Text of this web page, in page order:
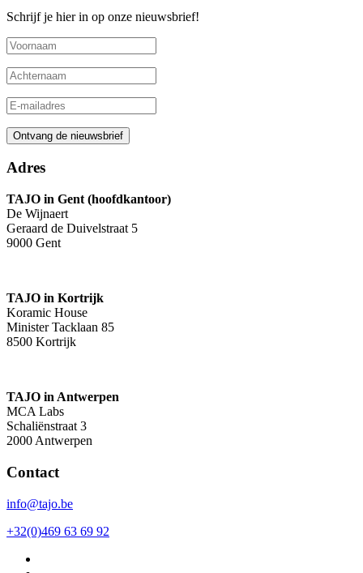
Schrijf je hier in op onze nieuwsbrief!
Adres
TAJO in Gent (hoofdkantoor)
De Wijnaert
Geraard de Duivelstraat 5
9000 Gent
TAJO in Kortrijk
Koramic House
Minister Tacklaan 85
8500 Kortrijk
TAJO in Antwerpen
MCA Labs
Schaliënstraat 3
2000 Antwerpen
Contact
info@tajo.be
+32(0)469 63 69 92